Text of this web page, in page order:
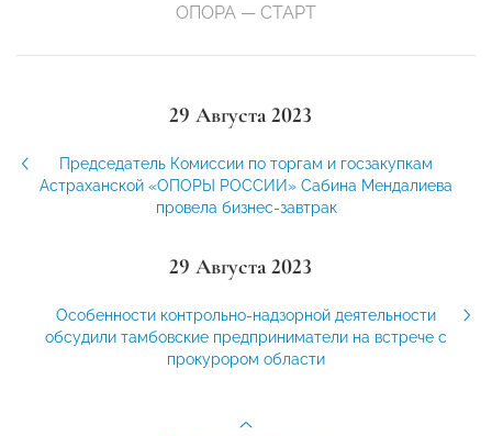
ОПОРА — СТАРТ
29 Августа 2023
Председатель Комиссии по торгам и госзакупкам
Астраханской «ОПОРЫ РОССИИ» Сабина Мендалиева
провела бизнес-завтрак
29 Августа 2023
Особенности контрольно-надзорной деятельности
обсудили тамбовские предприниматели на встрече с
прокурором области